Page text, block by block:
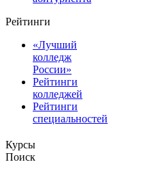
Рейтинги
«Лучший
колледж
России»
Рейтинги
колледжей
Рейтинги
специальностей
Курсы
Поиск